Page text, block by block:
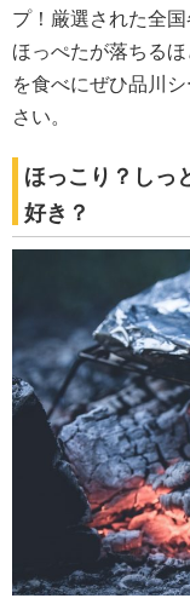
プ！厳選された全国
ほっぺたが落ちる
を食べにぜひ品川
さい。
ほっこり？しっ
好き？